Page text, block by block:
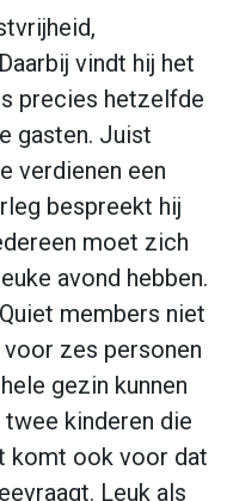
vindt hij het
precies hetzelfde
gasten. Juist
verdienen een
bespreekt hij
moet zich
avond hebben.
members niet
zes personen
gezin kunnen
kinderen die
komt ook voor dat
Leuk als